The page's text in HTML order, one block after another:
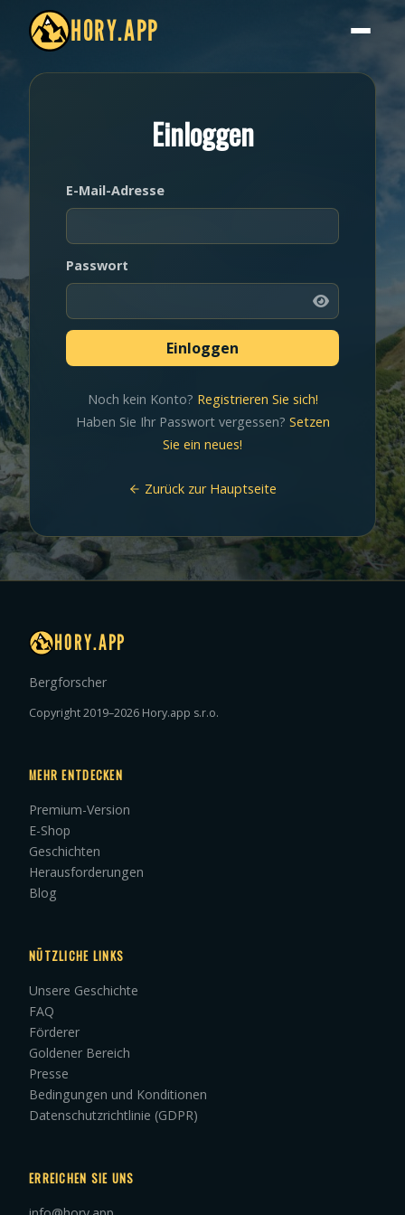
HORY.APP
Einloggen
E-Mail-Adresse
Passwort
Noch kein Konto? Registrieren Sie sich!
Haben Sie Ihr Passwort vergessen? Setzen
Sie ein neues!
Zurück zur Hauptseite
HORY.APP
Bergforscher
Copyright 2019–2026 Hory.app s.r.o.
MEHR ENTDECKEN
Premium-Version
E-Shop
Geschichten
Herausforderungen
Blog
NÜTZLICHE LINKS
Unsere Geschichte
FAQ
Förderer
Goldener Bereich
Presse
Bedingungen und Konditionen
Datenschutzrichtlinie (GDPR)
ERREICHEN SIE UNS